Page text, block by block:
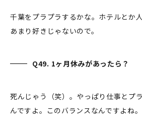
千葉をプラプラするかな。ホテルとか
あまり好きじゃないので。
Q49. 1ヶ月休みがあったら？
死んじゃう（笑）。やっぱり仕事とプ
んですよ。このバランスなんですよね。